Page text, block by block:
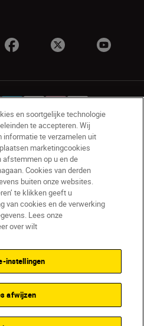
voorwaarden
SKIP
en soortgelijke technologie
te accepteren. Wij
te verzamelen uit
marketingcookies
op u en de
Cookies van derden
buiten onze websites.
te klikken geeft u
van cookies en de verwerking
Lees onze
over wilt
instellingen
afwijzen